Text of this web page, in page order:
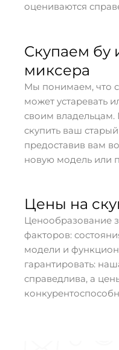
оцениваются
Скупаем бу
миксера
Мы понимаем, что
может устаревать
своим
скупить ваш
предоставив вам
новую модель или
Цены на
Ценообразование
факторов:
модели и
гарантировать:
справедлива, а